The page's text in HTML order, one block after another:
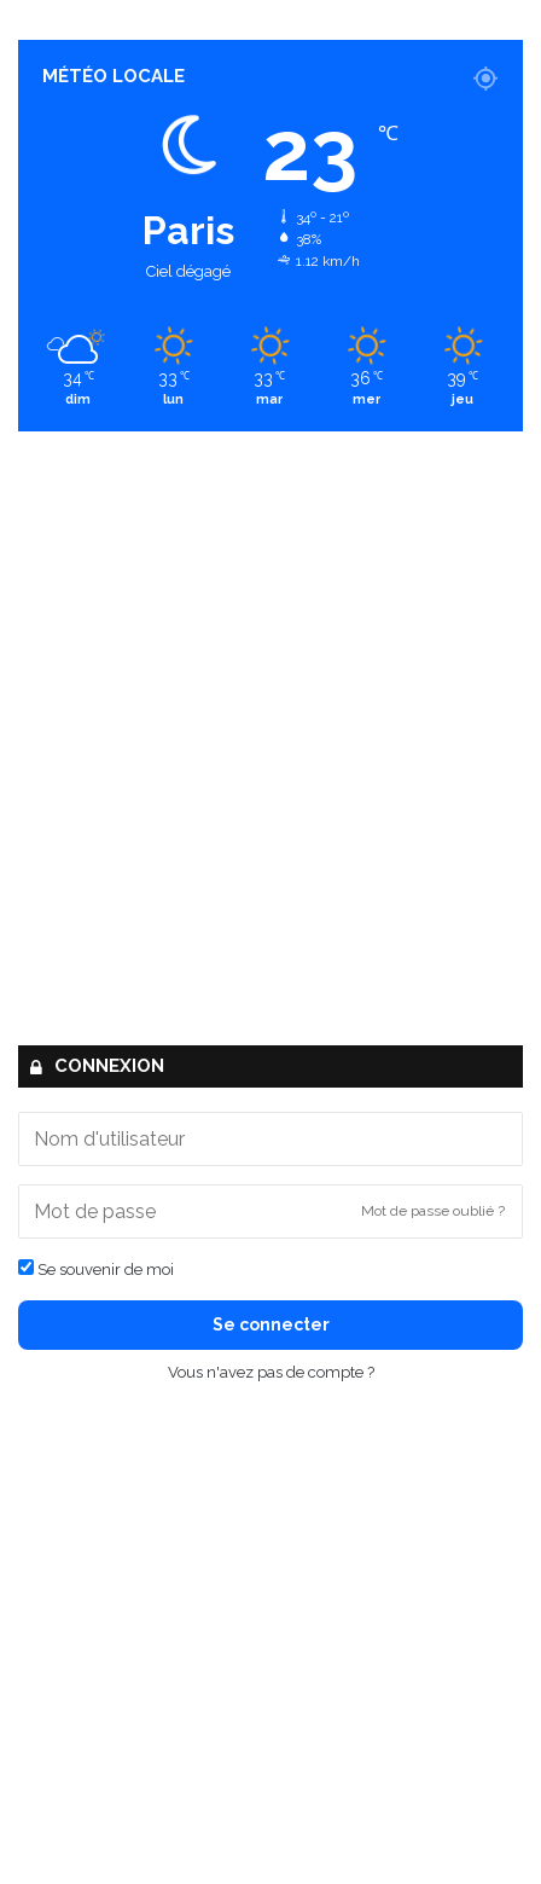
MÉTÉO LOCALE
Paris
Ciel dégagé
23 ℃
34º - 21º
38%
1.12 km/h
34 ℃
dim
33 ℃
lun
33 ℃
mar
36 ℃
mer
39 ℃
jeu
CONNEXION
Mot de passe oublié ?
Se souvenir de moi
Se connecter
Vous n'avez pas de compte ?